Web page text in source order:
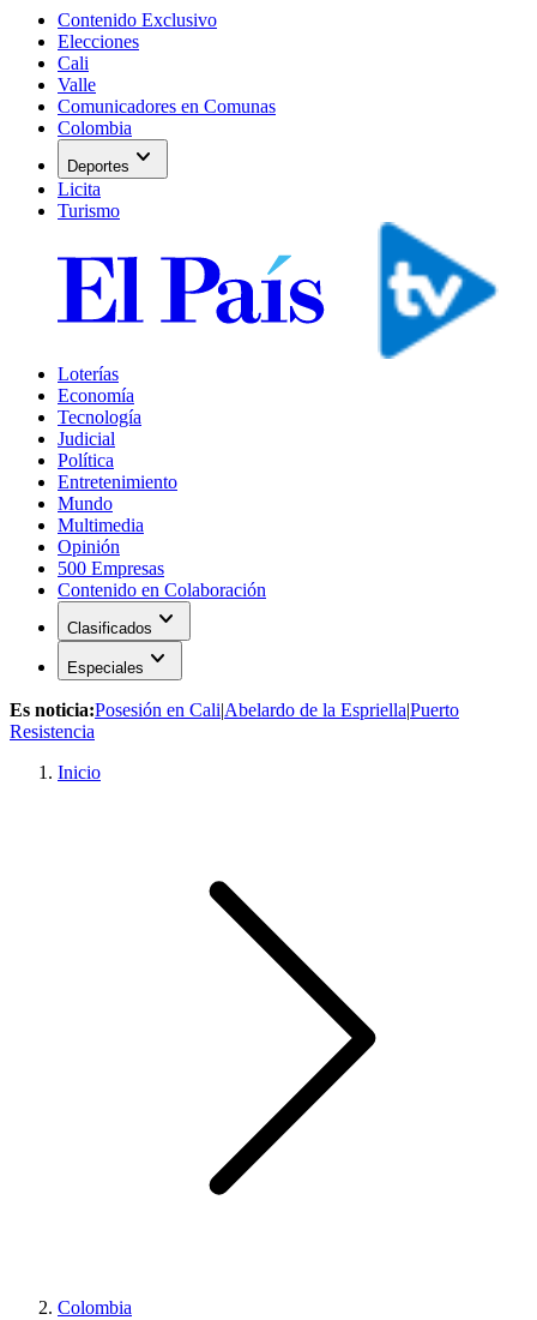
Contenido Exclusivo
Elecciones
Cali
Valle
Comunicadores en Comunas
Colombia
Deportes expand_more
Licita
Turismo
Loterías
Economía
Tecnología
Judicial
Política
Entretenimiento
Mundo
Multimedia
Opinión
500 Empresas
Contenido en Colaboración
Clasificados expand_more
Especiales expand_more
Es noticia:Posesión en Cali|Abelardo de la Espriella|Puerto
Resistencia
Inicio
Colombia